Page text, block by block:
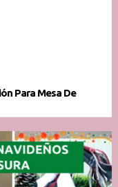
Para Mesa De